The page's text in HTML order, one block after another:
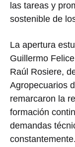
las tareas y
sostenible de
La apertura
Guillermo
Raúl Rosiere,
Agropecuarios
remarcaron la
formación
demandas